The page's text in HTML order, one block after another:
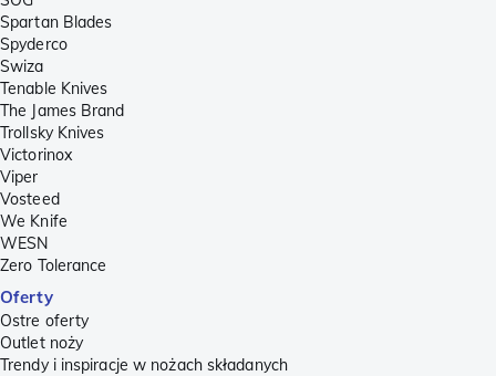
Spartan Blades
Spyderco
Swiza
Tenable Knives
The James Brand
Trollsky Knives
Victorinox
Viper
Vosteed
We Knife
WESN
Zero Tolerance
Oferty
Ostre oferty
Outlet noży
Trendy i inspiracje w nożach składanych